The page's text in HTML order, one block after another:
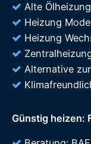
Alte
Heizung
Heizung
Alternative
Günstig heizen: